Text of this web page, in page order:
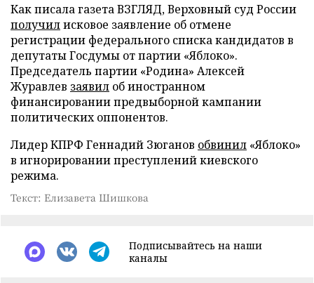
Как писала газета ВЗГЛЯД, Верховный суд России
получилисковое заявление об отмене
регистрации федерального списка кандидатов в
депутаты Госдумы от партии «Яблоко».
Председатель партии «Родина» Алексей
Журавлев заявил об иностранном
финансировании предвыборной кампании
политических оппонентов.
Лидер КПРФ Геннадий Зюганов обвинил «Яблоко»
в игнорировании преступлений киевского
режима.
Текст: Елизавета Шишкова
Подписывайтесь на наши
каналы